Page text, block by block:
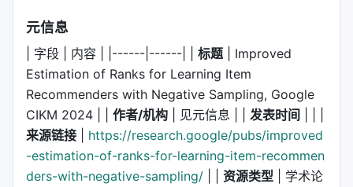
元信息
| 字段 | 内容 | |------|------| | 标题 | Improved
Estimation of Ranks for Learning Item
Recommenders with Negative Sampling, Google
CIKM 2024 | | 作者/机构 | 见元信息 | | 发表时间
来源链接
https://research.google/pubs/improved
-estimation-of-ranks-for-learning-item-recommen
ders-with-negative-sampling/
资源类型 | 学术论